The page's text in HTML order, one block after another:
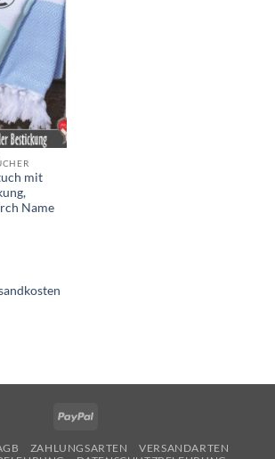
mit
Name
PayPal
ZAHLUNGSARTEN
VERSANDARTEN